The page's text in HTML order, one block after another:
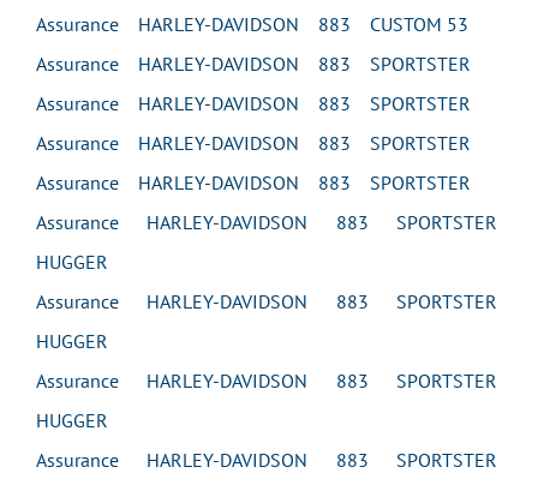
Assurance HARLEY-DAVIDSON 883 CUSTOM 53
Assurance HARLEY-DAVIDSON 883 SPORTSTER
Assurance HARLEY-DAVIDSON 883 SPORTSTER
Assurance HARLEY-DAVIDSON 883 SPORTSTER
Assurance HARLEY-DAVIDSON 883 SPORTSTER
Assurance HARLEY-DAVIDSON 883 SPORTSTER
HUGGER
Assurance HARLEY-DAVIDSON 883 SPORTSTER
HUGGER
Assurance HARLEY-DAVIDSON 883 SPORTSTER
HUGGER
Assurance HARLEY-DAVIDSON 883 SPORTSTER